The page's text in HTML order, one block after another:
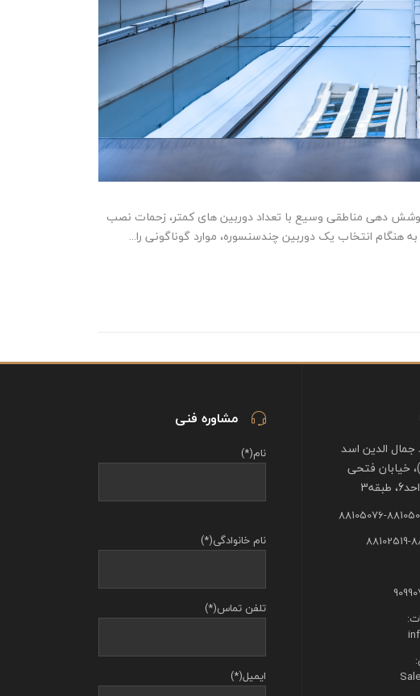
پوشش دهی مناطقی وسیع با تعداد دوربین های کمتر، زحمات نصب
مشاوره فنی
نام(*)
نام خانوادگی(*)
تلفن تماس(*)
ایمیل(*)
جمال الدین اسد
خیابان فتحی
88102519-